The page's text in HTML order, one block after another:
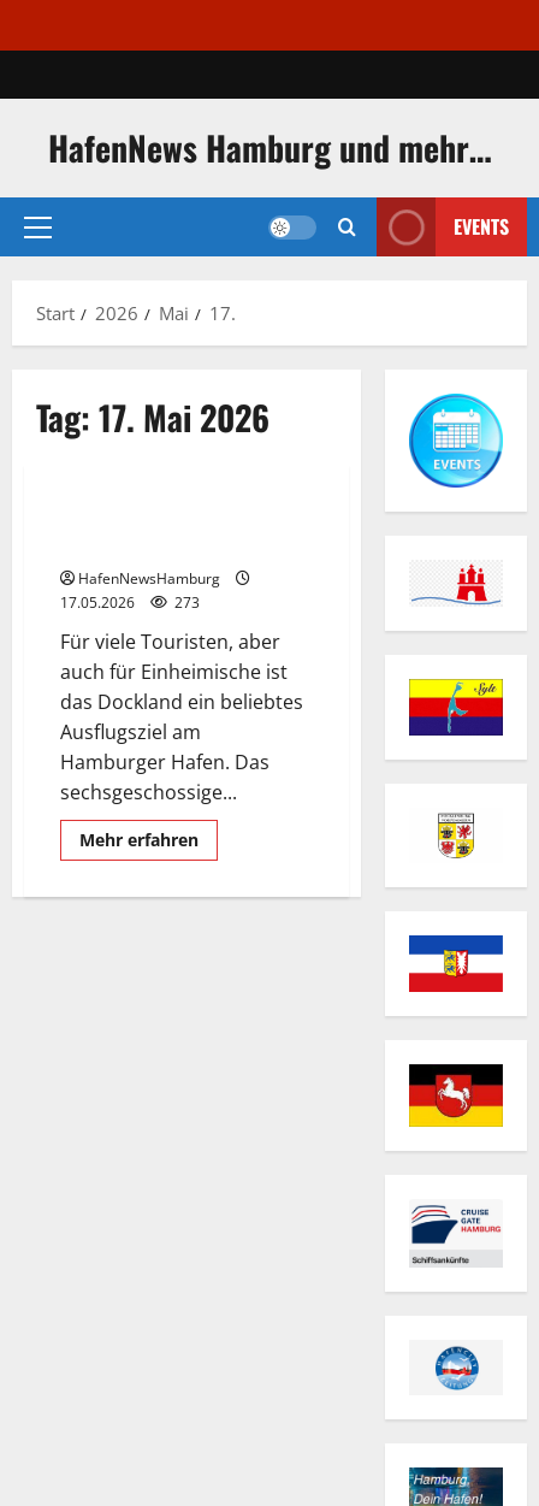
Inhalt
HafenNews Hamburg und mehr…
Primäres
EVENTS
Start 2026 Mai 17.
Tag:17. Mai 2026
Fähranleger
HafenNewsHamburg
17.05.2026
273
Für viele Touristen, aber
auch für Einheimische ist
das Dockland ein beliebtes
Ausflugsziel am
Hamburger Hafen. Das
sechsgeschossige...
Mehr erfahrenMehr
Informationen
ein